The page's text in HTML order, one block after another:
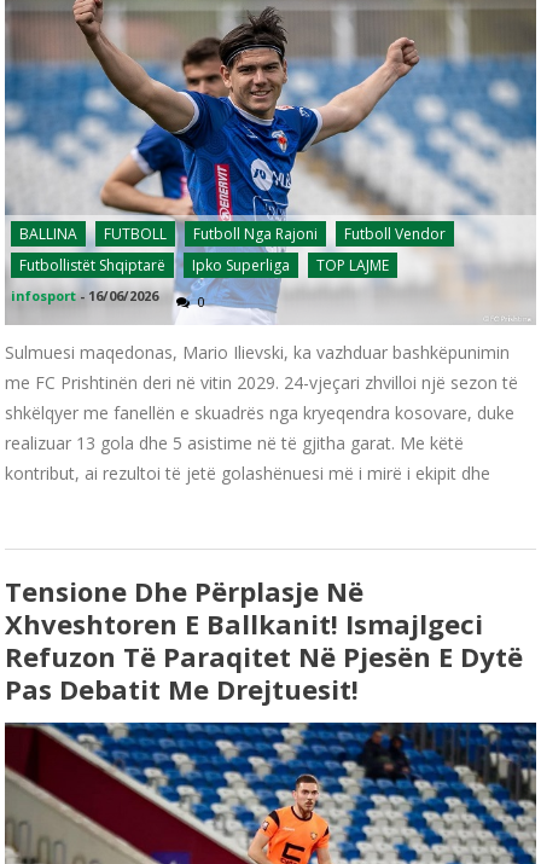
BALLINA FUTBOLL Futboll Nga Rajoni
Futboll Vendor
Futbollistët Shqiptarë
Ipko Superliga TOP LAJME
infosport - 16/06/2026 0
Sulmuesi maqedonas, Mario Ilievski, ka vazhduar bashkëpunimin
me FC Prishtinën deri në vitin 2029. 24-vjeçari zhvilloi një sezon të
shkëlqyer me fanellën e skuadrës nga kryeqendra kosovare, duke
realizuar 13 gola dhe 5 asistime në të gjitha garat. Me këtë
kontribut, ai rezultoi të jetë golashënuesi më i mirë i ekipit dhe
Tensione Dhe Përplasje Në
Xhveshtoren E Ballkanit! Ismajlgeci
Refuzon Të Paraqitet Në Pjesën E Dytë
Pas Debatit Me Drejtuesit!